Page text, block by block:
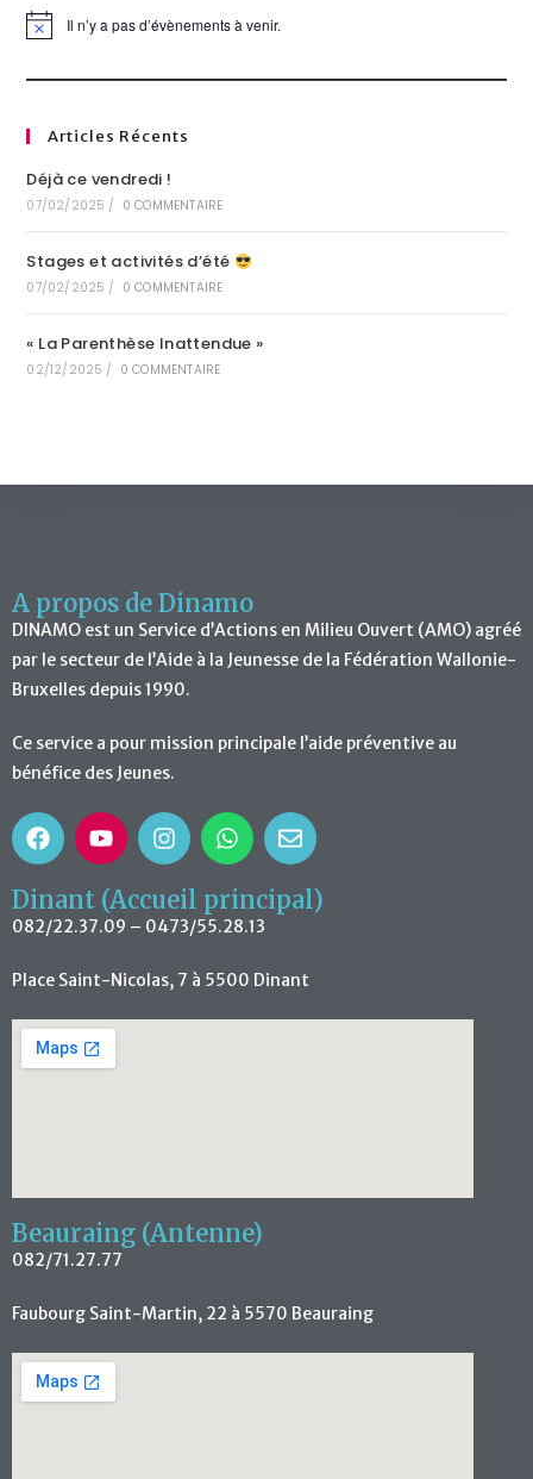
N
e
Il n’y a pas d’évènements à venir.
Articles Récents
Déjà ce vendredi !
07/02/2025 / 0 COMMENTAIRE
Stages et activités d’été
07/02/2025 / 0 COMMENTAIRE
« La Parenthèse Inattendue »
02/12/2025 / 0 COMMENTAIRE
A propos de Dinamo
DINAMO est un Service d’Actions en Milieu Ouvert (AMO) agréé
par le secteur de l’Aide à la Jeunesse de la Fédération Wallonie-
Bruxelles depuis 1990.
Ce service a pour mission principale l’aide préventive au
bénéfice des Jeunes.
Dinant (Accueil principal)
082/22.37.09 – 0473/55.28.13
Place Saint-Nicolas, 7 à 5500 Dinant
Beauraing (Antenne)
082/71.27.77
Faubourg Saint-Martin, 22 à 5570 Beauraing